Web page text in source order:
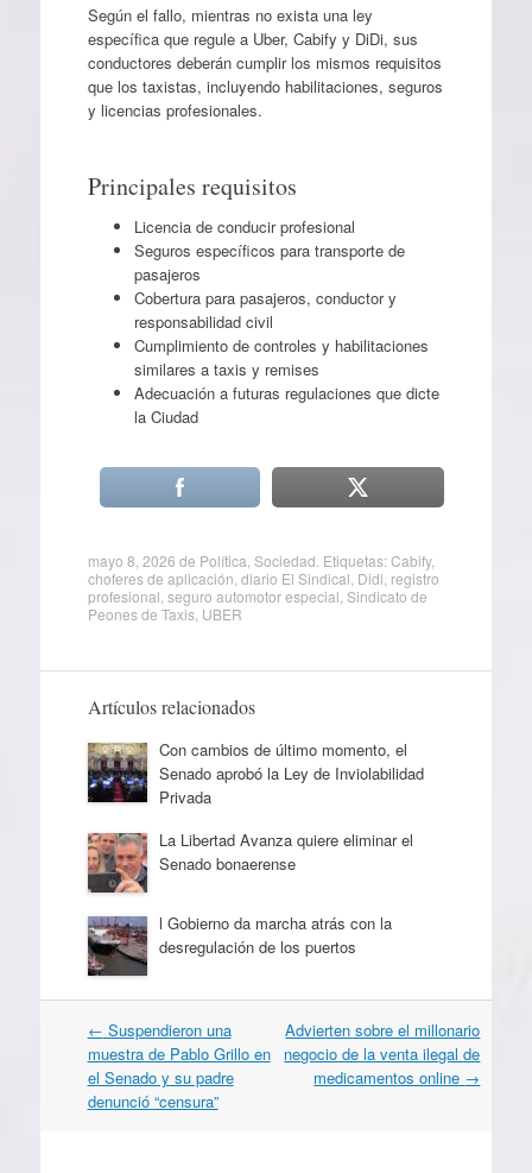
Según el fallo, mientras no exista una ley
específica que regule a Uber, Cabify y DiDi, sus
conductores deberán cumplir los mismos requisitos
que los taxistas, incluyendo habilitaciones, seguros
y licencias profesionales.
Principales requisitos
Licencia de conducir profesional
Seguros específicos para transporte de
pasajeros
Cobertura para pasajeros, conductor y
responsabilidad civil
Cumplimiento de controles y habilitaciones
similares a taxis y remises
Adecuación a futuras regulaciones que dicte
la Ciudad
mayo 8, 2026 de Política Sociedad . Etiquetas:Cabify,
choferes de aplicación diario El Sindical Didi registro
profesional seguro automotor especial Sindicato de
Peones de Taxis, UBER
Artículos relacionados
Con cambios de último momento, el
Senado aprobó la Ley de Inviolabilidad
Privada
La Libertad Avanza quiere eliminar el
Senado bonaerense
l Gobierno da marcha atrás con la
desregulación de los puertos
Navegación
por
artículos
← Suspendieron una
muestra de Pablo Grillo en
el Senado y su padre
denunció “censura”
Advierten sobre el millonario
negocio de la venta ilegal de
medicamentos online →